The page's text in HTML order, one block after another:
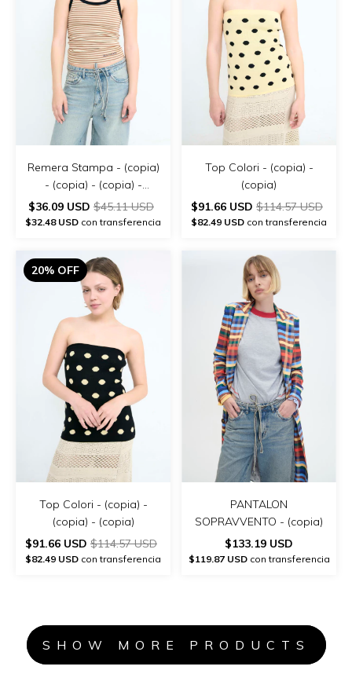
Remera Stampa - (copia)
- (copia) - (copia) -
(copia)
$36.09 USD $45.11 USD
$32.48 USD con transferencia
Top Colori - (copia) -
(copia)
$91.66 USD $114.57 USD
$82.49 USD con transferencia
20% OFF
Top Colori - (copia) -
(copia) - (copia)
$91.66 USD $114.57 USD
$82.49 USD con transferencia
PANTALON
SOPRAVVENTO - (copia)
$133.19 USD
$119.87 USDcon transferencia
SHOW MORE PRODUCTS